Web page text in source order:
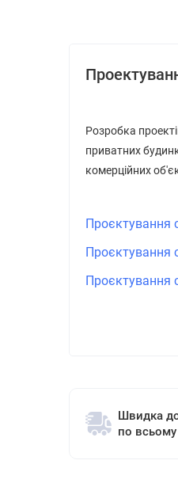
Розробка
приватних
комерційних
Проєктування
Проєктування
Проєктування
Швидка
по всьому